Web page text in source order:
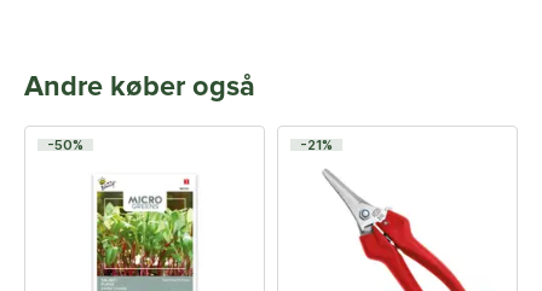
Andre køber også
-50% -21%